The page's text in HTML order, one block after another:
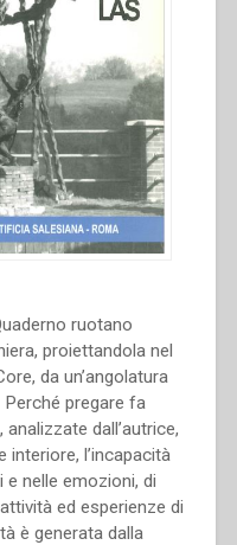
ruotano
proiettandola nel
da un’angolatura
pregare fa
dall’autrice,
l’incapacità
nelle emozioni, di
ed esperienze di
è generata dalla